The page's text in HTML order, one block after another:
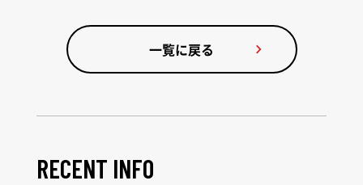
RECENT INFO
一覧に戻る